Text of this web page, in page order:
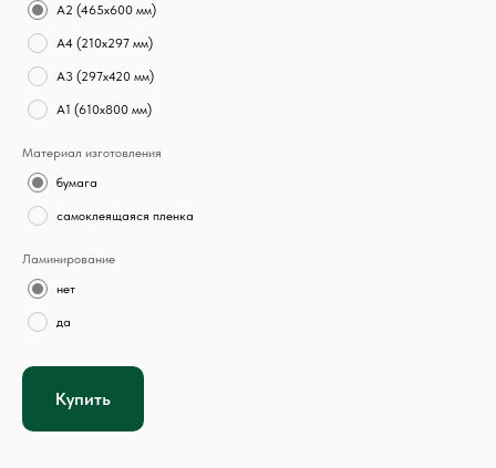
А2 (465х600 мм)
А4 (210х297 мм)
А3 (297х420 мм)
А1 (610х800 мм)
Материал изготовления
бумага
самоклеящаяся пленка
Ламинирование
нет
да
Купить